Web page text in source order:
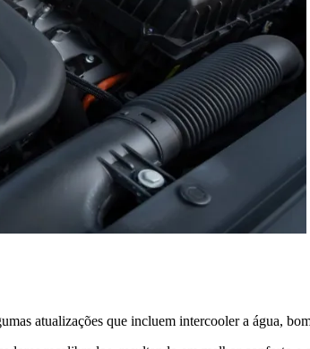
atualizações que incluem intercooler a água,